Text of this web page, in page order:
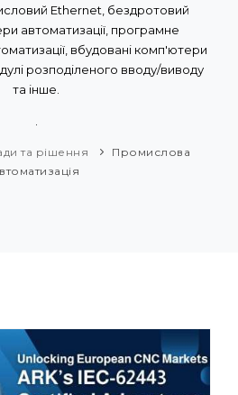
Ethernet, бездротовий
автоматизації, програмне
вбудовані комп'ютери
розподіленого вводу/виводу
та інше.
та рішення
Промислова